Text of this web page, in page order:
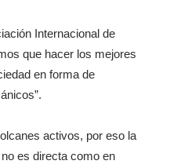
Internacional de
que hacer los mejores
en forma de
activos, por eso la
es directa como en